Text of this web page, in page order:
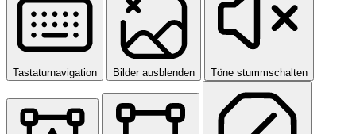
Tastaturnavigation Bilder ausblenden Töne stummschalten